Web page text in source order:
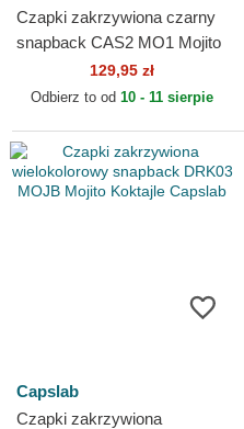
Czapki zakrzywiona czarny
snapback CAS2 MO1 Mojito
Koktajle Capslab
129,95 zł
Odbierz to od 10 - 11 sierpie
Capslab
Czapki zakrzywiona